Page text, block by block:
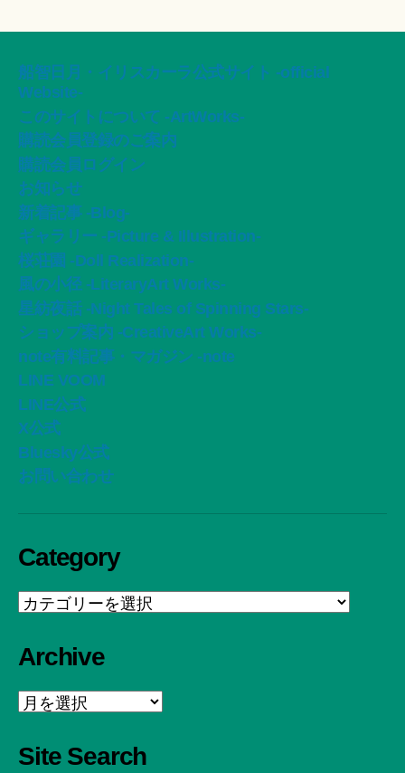
船智日月・イリスカーラ公式サイト -official
Website-
このサイトについて -ArtWorks-
購読会員登録のご案内
購読会員ログイン
お知らせ
新着記事 -Blog-
ギャラリー -Picture & Illustration-
桜荘園 -Doll Realization-
風の小径 -LiteraryArt Works-
星紡夜話 -Night Tales of Spinning Stars-
ショップ案内 -CreativeArt Works-
note有料記事・マガジン -note
LINE VOOM
LINE公式
X公式
Bluesky公式
お問い合わせ
Category
Category
Archive
Archive
Site Search